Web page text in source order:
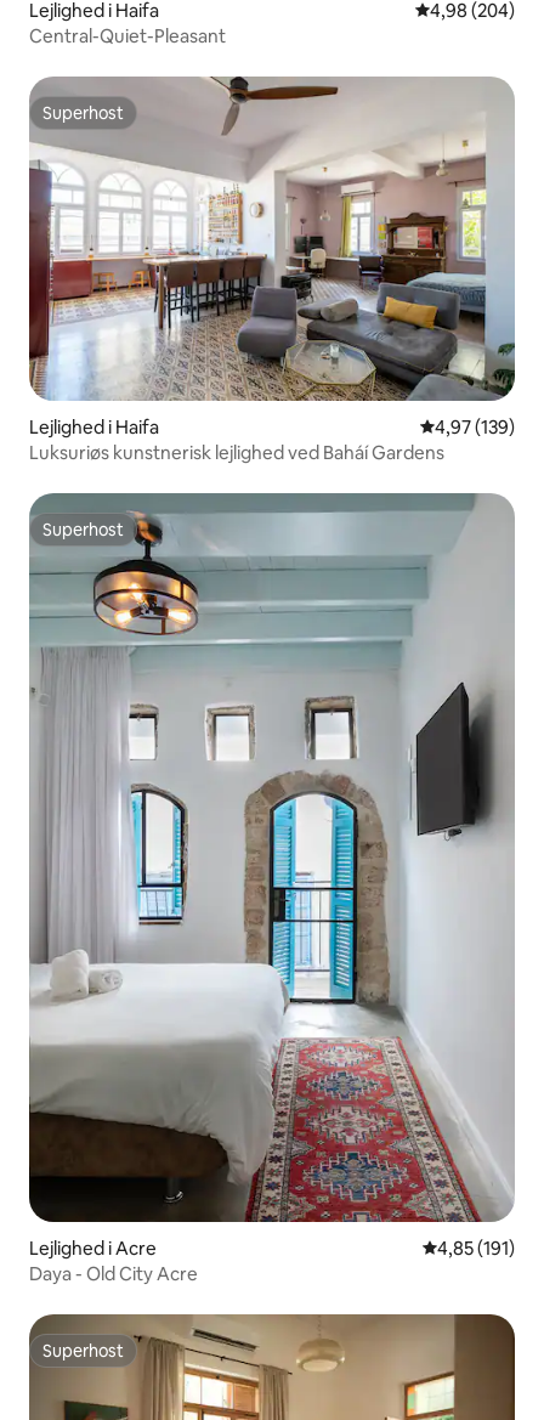
Lejlighed i Haifa 4,98 ud af 5 i
4,98 (204)
Central-Quiet-Pleasant
Superhost
Superhost
Lejlighed i Haifa 4,97 ud af 5 i
4,97 (139)
Luksuriøs kunstnerisk lejlighed ved Baháí Gardens
Superhost
Superhost
Lejlighed i Acre 4,85 ud af 5 i
4,85 (191)
Daya - Old City Acre
Superhost
Superhost